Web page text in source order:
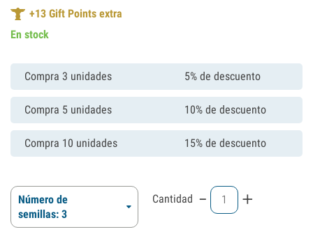
+13 Gift Points extra
En stock
Compra 3 unidades 5% de descuento
Compra 5 unidades 10% de descuento
Compra 10 unidades 15% de descuento
Número de
semillas: 3
Cantidad - +